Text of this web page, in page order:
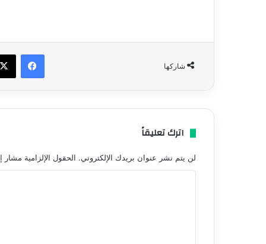
شاركها
اترك تعليقاً
لن يتم نشر عنوان بريدك الإلكتروني. الحقول الإلزامية مشار